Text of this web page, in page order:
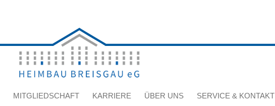
MITGLIEDSCHAFT KARRIERE ÜBER UNS SERVICE & KONTAKT